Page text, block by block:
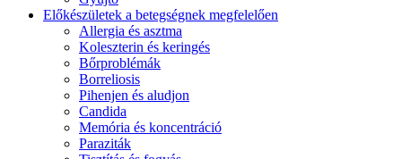
Előkészületek a betegségnek megfelelően
Allergia és asztma
Koleszterin és keringés
Bőrproblémák
Borreliosis
Pihenjen és aludjon
Candida
Memória és koncentráció
Paraziták